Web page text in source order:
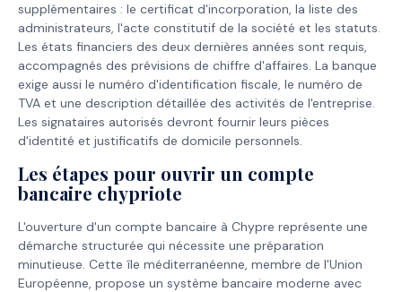
supplémentaires : le certificat d'incorporation, la liste des
administrateurs, l'acte constitutif de la société et les statuts.
Les états financiers des deux dernières années sont requis,
accompagnés des prévisions de chiffre d'affaires. La banque
exige aussi le numéro d'identification fiscale, le numéro de
TVA et une description détaillée des activités de l'entreprise.
Les signataires autorisés devront fournir leurs pièces
d'identité et justificatifs de domicile personnels.
Les étapes pour ouvrir un compte
bancaire chypriote
L'ouverture d'un compte bancaire à Chypre représente une
démarche structurée qui nécessite une préparation
minutieuse. Cette île méditerranéenne, membre de l'Union
Européenne, propose un système bancaire moderne avec